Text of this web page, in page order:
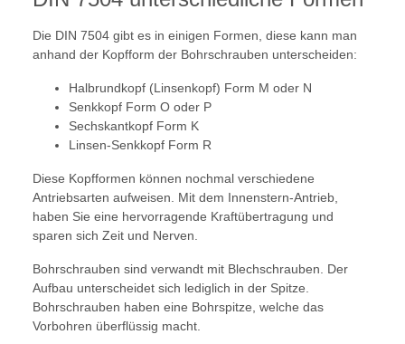
Die DIN 7504 gibt es in einigen Formen, diese kann man
anhand der Kopfform der Bohrschrauben unterscheiden:
Halbrundkopf (Linsenkopf) Form M oder N
Senkkopf Form O oder P
Sechskantkopf Form K
Linsen-Senkkopf Form R
Diese Kopfformen können nochmal verschiedene
Antriebsarten aufweisen. Mit dem Innenstern-Antrieb,
haben Sie eine hervorragende Kraftübertragung und
sparen sich Zeit und Nerven.
Bohrschrauben sind verwandt mit Blechschrauben. Der
Aufbau unterscheidet sich lediglich in der Spitze.
Bohrschrauben haben eine Bohrspitze, welche das
Vorbohren überflüssig macht.